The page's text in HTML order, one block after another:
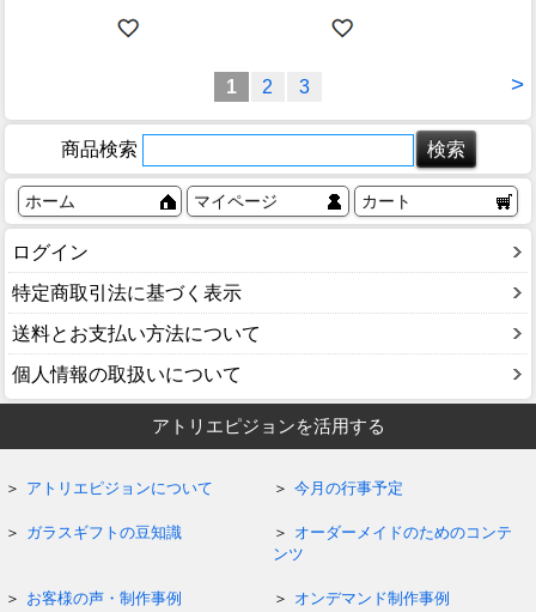
>
1 2 3
商品検索
ホーム マイページ カート
ログイン
特定商取引法に基づく表示
送料とお支払い方法について
個人情報の取扱いについて
アトリエピジョンを活用する
アトリエピジョンについて 今月の行事予定
ガラスギフトの豆知識
オーダーメイドのためのコンテ
ンツ
お客様の声・制作事例 オンデマンド制作事例